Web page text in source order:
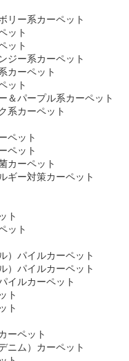
リー系カーペット
ット
ット
ジー系カーペット
カーペット
ット
＆パープル系カーペット
系カーペット
ペット
ペット
カーペット
ギー対策カーペット
ト
ット
）パイルカーペット
）パイルカーペット
イルカーペット
ト
ト
ーペット
ニム）カーペット